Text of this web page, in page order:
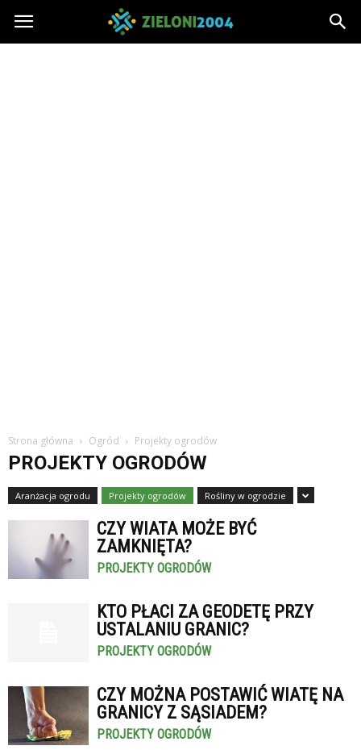
Zieloni2004.pl
Strona główna Ogród Projekty ogrodów
PROJEKTY OGRODÓW
Aranżacja ogrodu Projekty ogrodów Rośliny w ogrodzie
CZY WIATA MOŻE BYĆ
ZAMKNIĘTA?
PROJEKTY OGRODÓW
KTO PŁACI ZA GEODETĘ PRZY
USTALANIU GRANIC?
PROJEKTY OGRODÓW
CZY MOŻNA POSTAWIĆ WIATĘ NA
GRANICY Z SĄSIADEM?
PROJEKTY OGRODÓW